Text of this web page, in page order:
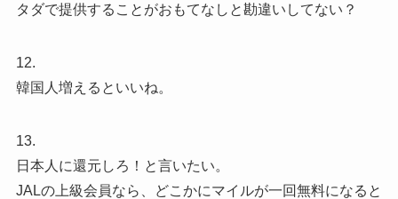
タダで提供することがおもてなしと勘違いしてない？
12.
韓国人増えるといいね。
13.
日本人に還元しろ！と言いたい。
JALの上級会員なら、どこかにマイルが一回無料になると